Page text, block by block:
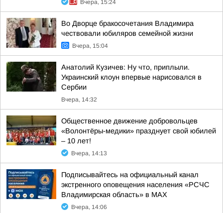
Вчера, 15:24
Во Дворце бракосочетания Владимира
чествовали юбиляров семейной жизни
Вчера, 15:04
Анатолий Кузичев: Ну что, приплыли.
Украинский клоун впервые нарисовался в
Сербии
Вчера, 14:32
Общественное движение добровольцев
«Волонтёры-медики» празднует свой юбилей
– 10 лет!
Вчера, 14:13
Подписывайтесь на официальный канал
экстренного оповещения населения «РСЧС
Владимирская область» в МАХ
Вчера, 14:06